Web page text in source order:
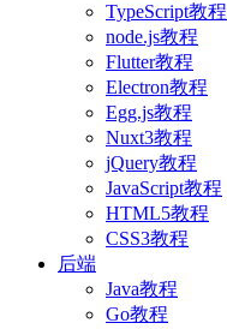
TypeScript教程
node.js教程
Flutter教程
Electron教程
Egg.js教程
Nuxt3教程
jQuery教程
JavaScript教程
HTML5教程
CSS3教程
后端
Java教程
Go教程